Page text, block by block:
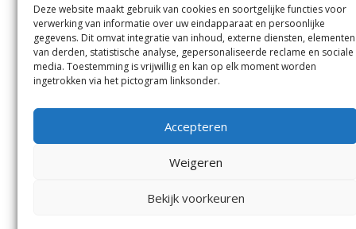
Deze website maakt gebruik van cookies en soortgelijke functies voor
verwerking van informatie over uw eindapparaat en persoonlijke
gegevens. Dit omvat integratie van inhoud, externe diensten, elementen
van derden, statistische analyse, gepersonaliseerde reclame en sociale
media. Toestemming is vrijwillig en kan op elk moment worden
ingetrokken via het pictogram linksonder.
Accepteren
Weigeren
Bekijk voorkeuren
0255-533900
info@jutter.nlofinfo@hofgee
st.nl
Zuid,Driehuisen
Spaarnwoude.
Contact
Andere uitgaven
Voorwaarden
© Kennemerland Pers B.V.